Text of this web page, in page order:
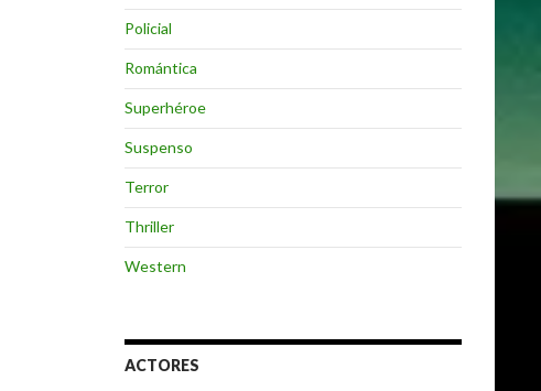
Policial
Romántica
Superhéroe
Suspenso
Terror
Thriller
Western
ACTORES